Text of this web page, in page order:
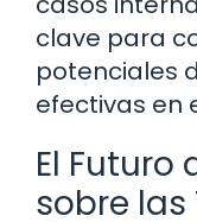
clave para
potenciales
efectivas en
El Futuro
sobre